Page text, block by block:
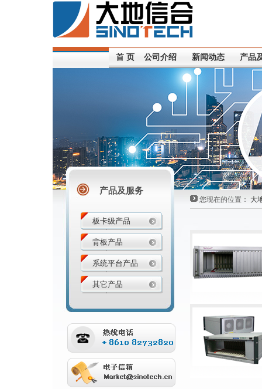
首 页 公司介绍 新闻动态 产品
产品及服务
您现在的位置： 大
板卡级产品
背板产品
系统平台产品
其它产品